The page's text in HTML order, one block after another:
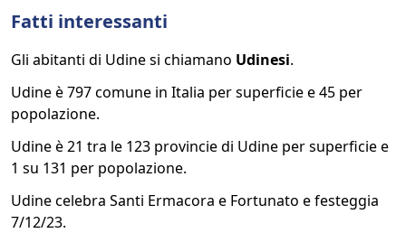
Fatti interessanti
Gli abitanti di Udine si chiamano Udinesi.
Udine è 797 comune in Italia per superficie e 45 per
popolazione.
Udine è 21 tra le 123 provincie di Udine per superficie e
1 su 131 per popolazione.
Udine celebra Santi Ermacora e Fortunato e festeggia
7/12/23.